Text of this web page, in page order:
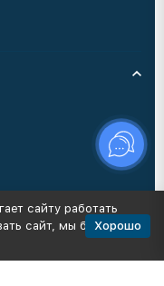
сайту работать
сайт, мы будемХорошо